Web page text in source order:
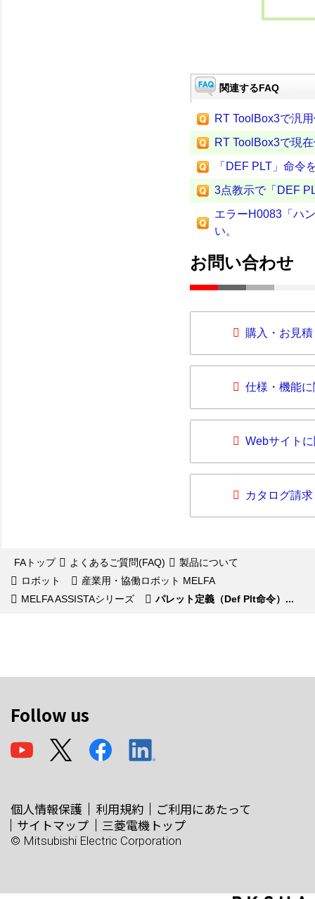
関連するFAQ
RT ToolBox3で汎
RT ToolBox3で現
「DEF PLT」命令
3点教示で「DEF
エラーH0083「ハ
い。
お問い合わせ
購入・お見
仕様・機能
Webサイト
カタログ請求
FAトップ よくあるご質問(FAQ)
製品について
ロボット
産業用・協働ロボット MELFA
MELFA ASSISTAシリーズ
パレット定義（Def Plt命令）...
Follow us
個人情報保護 利用規約
ご利用にあたって
サイトマップ
三菱電機トップ
© Mitsubishi Electric Corporation